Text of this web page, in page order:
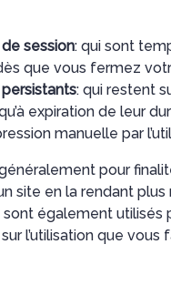
session: qui sont
que vous fermez
: qui restent
expiration de leur
manuelle par
pour
site en la rendant
sont également utilisés
l’utilisation que vous